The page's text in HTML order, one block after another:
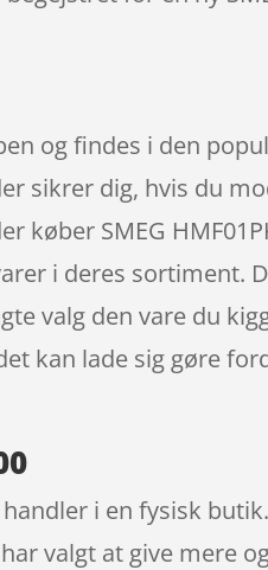
og findes i den
sikrer dig, hvis du
køber SMEG
i deres sortiment.
valg den vare du
kan lade sig gøre
i en fysisk
valgt at give mere